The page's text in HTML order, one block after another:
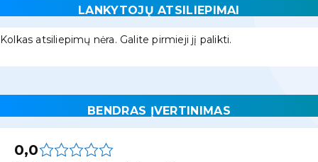
LANKYTOJŲ ATSILIEPIMAI
Kolkas atsiliepimų nėra. Galite pirmieji jį palikti.
BENDRAS ĮVERTINIMAS
0,0